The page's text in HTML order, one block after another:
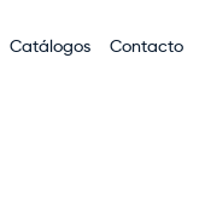
Catálogos Contacto